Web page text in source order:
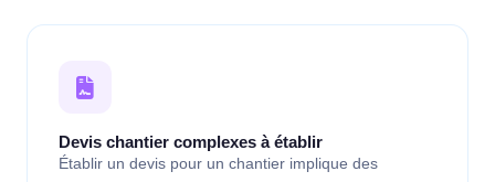
Devis chantier complexes à établir
Établir un devis pour un chantier implique des